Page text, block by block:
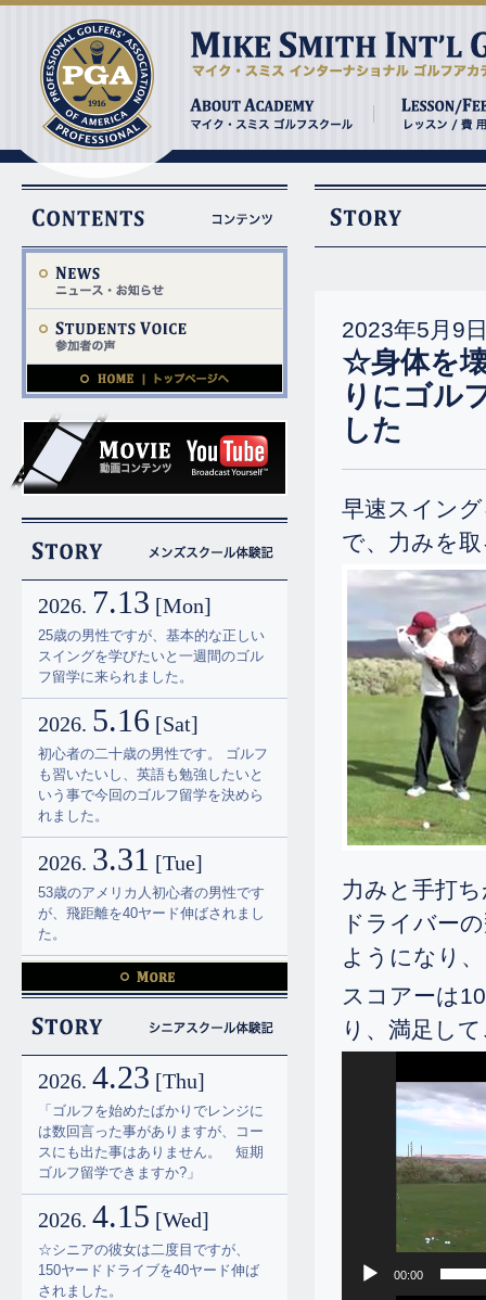
2026. 7.13 [Mon]
25歳の男性ですが、基本的な正しい
スイングを学びたいと一週間のゴル
フ留学に来られました。
2026. 5.16 [Sat]
初心者の二十歳の男性です。 ゴルフ
も習いたいし、英語も勉強したいと
いう事で今回のゴルフ留学を決めら
れました。
2026. 3.31 [Tue]
53歳のアメリカ人初心者の男性です
が、飛距離を40ヤード伸ばされまし
た。
3.7 [Sat]
初心者ですが、平均ドライバーの飛
距離が240ヤードだったのがベスト
ドライブが285ヤードまで伸ばされ
ました。
2026. 1.5 [Mon]
66歳の男性が、ドライバーの飛距離
を45ヤード伸ばされました。
2025. 8.23 [Sat]
95前後を叩いておられた39歳の男性
が、シングル一歩手前までなられま
2026. 4.23 [Thu]
「ゴルフを始めたばかりでレンジに
は数回言った事がありますが、コー
スにも出た事はありません。 短期
ゴルフ留学できますか?」
2026. 4.15 [Wed]
☆シニアの彼女は二度目ですが、
150ヤードドライブを40ヤード伸ば
されました。
2023年5月9
☆身体を
りにゴル
した
早速スイン
で、力みを
力みと手打
ドライバー
ようになり
スコアーは
り、満足し
00:00